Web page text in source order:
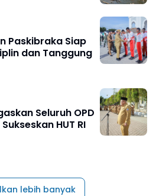
Paskibraka Siap
dan Tanggung
Seluruh OPD
HUT RI
lebih banyak